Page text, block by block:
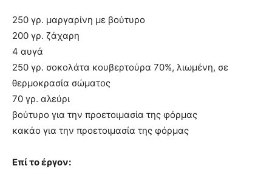
250 γρ. μαργαρίνη με βούτυρο
200 γρ. ζάχαρη
4 αυγά
250 γρ. σοκολάτα κουβερτούρα 70%, λιωμένη, σε
θερμοκρασία σώματος
70 γρ. αλεύρι
βούτυρο για την προετοιμασία της φόρμας
κακάο για την προετοιμασία της φόρμας
Επί το έργον: